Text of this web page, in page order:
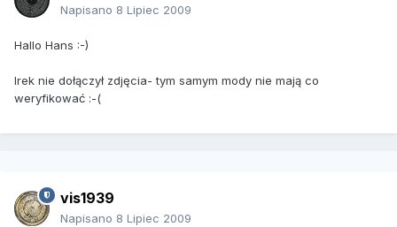
Napisano 8 Lipiec 2009
Hallo Hans :-)
Irek nie dołączył zdjęcia- tym samym mody nie mają co
weryfikować :-(
vis1939
Napisano 8 Lipiec 2009